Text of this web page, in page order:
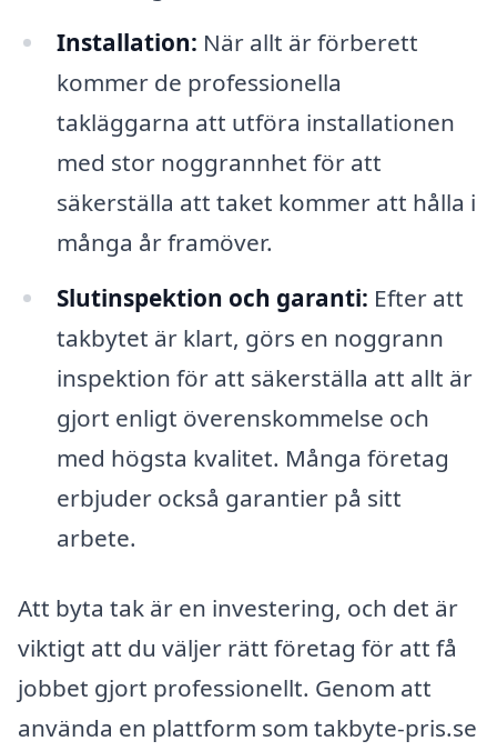
Installation: När allt är förberett
kommer de professionella
takläggarna att utföra installationen
med stor noggrannhet för att
säkerställa att taket kommer att hålla i
många år framöver.
Slutinspektion och garanti: Efter att
takbytet är klart, görs en noggrann
inspektion för att säkerställa att allt är
gjort enligt överenskommelse och
med högsta kvalitet. Många företag
erbjuder också garantier på sitt
arbete.
Att byta tak är en investering, och det är
viktigt att du väljer rätt företag för att få
jobbet gjort professionellt. Genom att
använda en plattform som takbyte-pris.se